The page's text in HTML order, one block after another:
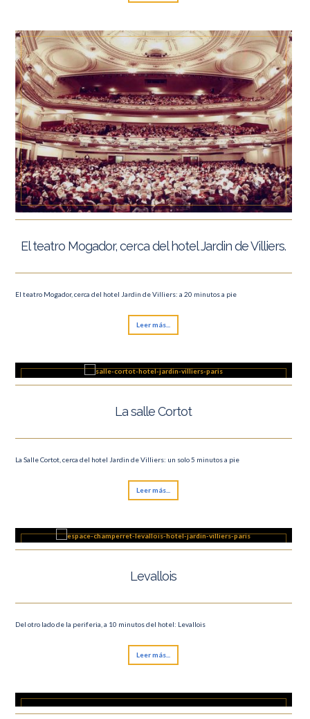
El teatro Mogador, cerca del hotel Jardin de Villiers.
El teatro Mogador, cerca del hotel Jardin de Villiers: a 20 minutos a pie
Leer más...
La salle Cortot
La Salle Cortot, cerca del hotel Jardin de Villiers: un solo 5 minutos a pie
Leer más...
Levallois
Del otro lado de la periferia, a 10 minutos del hotel: Levallois
Leer más...